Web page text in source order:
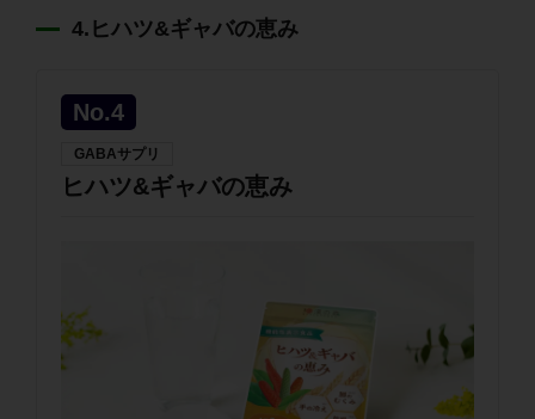
4.ヒハツ&ギャバの恵み
No.4
GABAサプリ
ヒハツ&ギャバの恵み